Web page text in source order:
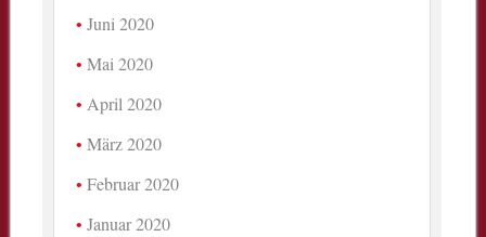
Juni 2020
Mai 2020
April 2020
März 2020
Februar 2020
Januar 2020